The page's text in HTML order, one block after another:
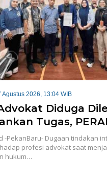
Agustus 2026, 13:04 WIB
Diduga
Tugas,
Desak
Pandang
-PekanBaru- Dugaan tindakan
profesi advokat saat
hukum…